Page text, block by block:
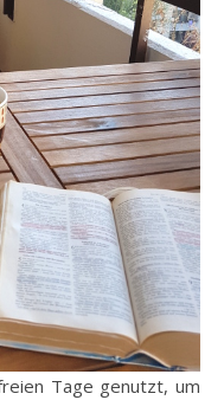
Tage genutzt, um